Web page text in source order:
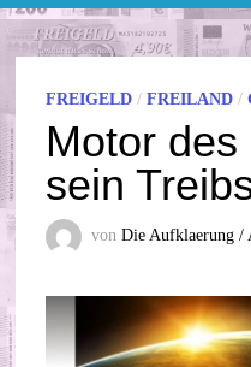
FREIGELD /FREILAND /
Motor
sein
vonDie Aufklaerung /